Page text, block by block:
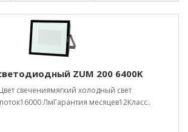
ZUM 200 6400K
свечениямягкий холодный свет
ЛмГарантия месяцев12Класс..